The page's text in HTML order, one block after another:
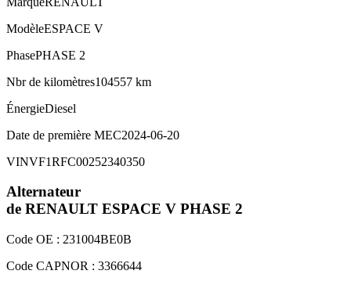
ModèleESPACE V
PhasePHASE 2
Nbr de kilomètres104557 km
ÉnergieDiesel
Date de première MEC2024-06-20
VINVF1RFC00252340350
Alternateur
de RENAULT ESPACE V PHASE 2
Code OE : 231004BE0B
Code CAPNOR : 3366644